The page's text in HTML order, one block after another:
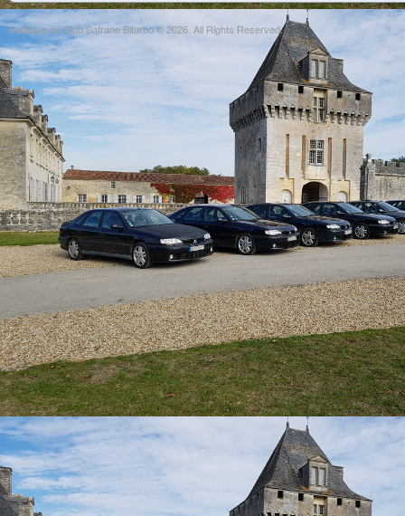
Boutique du Club Safrane Biturbo © 2026. All Rights Reserved.